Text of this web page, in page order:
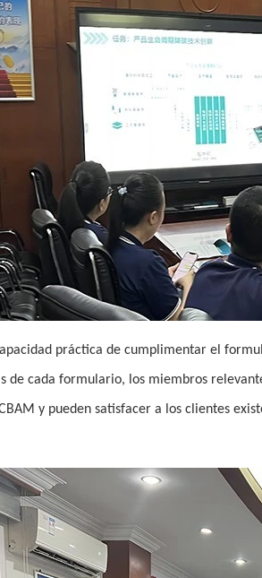
práctica de cumplimentar el
de cada formulario, los miembros
y pueden satisfacer a los clientes